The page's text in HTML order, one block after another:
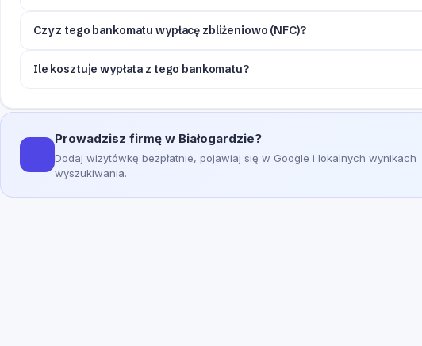
Czy z tego bankomatu wypłacę zbliżeniowo (NFC)?
Ile kosztuje wypłata z tego bankomatu?
Prowadzisz firmę w Białogardzie?
Dodaj wizytówkę bezpłatnie, pojawiaj się w Google i lokalnych wynikach
wyszukiwania.